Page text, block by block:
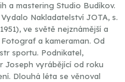
a mastering Studio Budíkov.
Nakladatelství JOTA, s.
ve světě nejznámější a
a kameraman. Od
sportu. Podnikatel,
Joseph vyrábějící od roku
Dlouhá léta se věnoval